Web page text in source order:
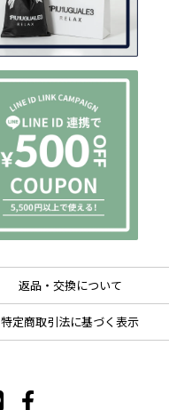
返品・交換について
特定商取引法に基づく表示